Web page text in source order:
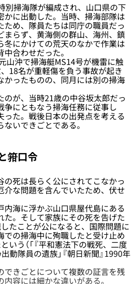
別掃海隊が編成され、山口県の下
かに出動した。当時、掃海部隊は
め、隊員たちは同庁の職員だっ
まらず、黄海側の群山、海州、鎮
冬にかけての荒天のなかで作業は
合わせだった。
山沖で掃海艇MS14号が機雷に触
18名が重軽傷を負う事故が起き
かったものの、同月には別の掃海
が、当時21歳の中谷坂太郎だっ
争にともなう掃海任務に従事し
った。戦後日本の出発点を考える
いできごとである。
箝口令
死は長らく公にされてこなかっ
介な問題を含んでいたため、伏せ
海に浮かぶ山口県屋代島にある
た。そして家族にその死を告げた
たことが公になると、国際問題に
での掃海中に殉職したと受け止め
いう（「『平和憲法下の戦死、二度
動隊員の遺族」『朝日新聞』1990年
きごとについて複数の証言を残
容には細かな違いがある。